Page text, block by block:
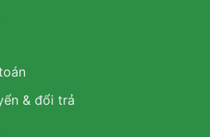
& đổi trả